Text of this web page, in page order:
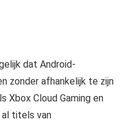
dat Android-
zonder afhankelijk te zijn
Xbox Cloud Gaming en
al titels van